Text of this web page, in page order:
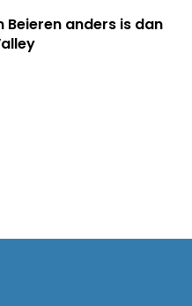
Beieren anders is dan